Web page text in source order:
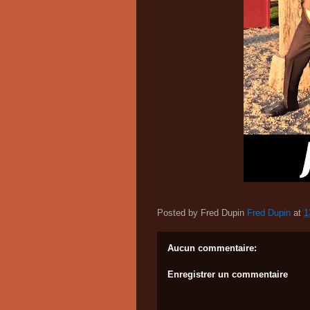
Posted by Fred Dupin Fred Dupin at
Aucun commentaire:
Enregistrer un commentaire